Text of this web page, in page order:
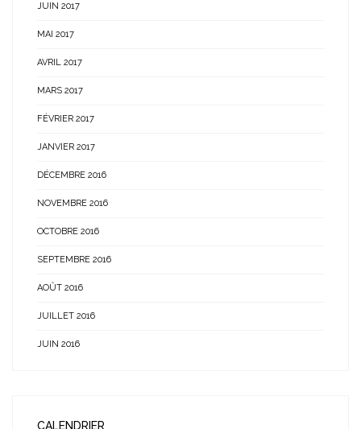
JUIN 2017
MAI 2017
AVRIL 2017
MARS 2017
FÉVRIER 2017
JANVIER 2017
DÉCEMBRE 2016
NOVEMBRE 2016
OCTOBRE 2016
SEPTEMBRE 2016
AOÛT 2016
JUILLET 2016
JUIN 2016
CALENDRIER